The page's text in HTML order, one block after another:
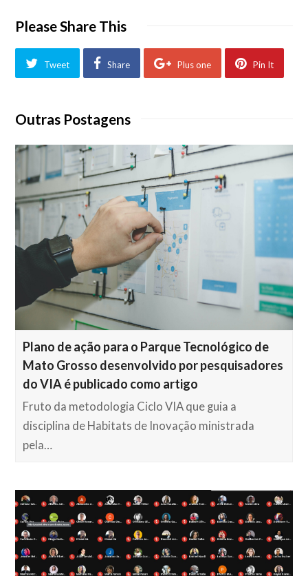
Please Share This
Tweet Share Plus one Pin It
Outras Postagens
Plano de ação para o Parque Tecnológico de
Mato Grosso desenvolvido por pesquisadores
do VIA é publicado como artigo
Fruto da metodologia Ciclo VIA que guia a
disciplina de Habitats de Inovação ministrada
pela…